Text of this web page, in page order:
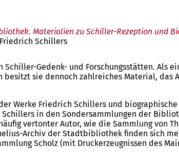
Materialien zu Schiller-Rezeption und
Schillers
Gedenk- und Forschungsstätten. Als
sie dennoch zahlreiches Material, das
Werke Friedrich Schillers und
in den Sondersammlungen der
vertonter Autor, wie die Sammlung von
Archiv der Stadtbibliothek finden sich
Scholz (mit Druckerzeugnissen des